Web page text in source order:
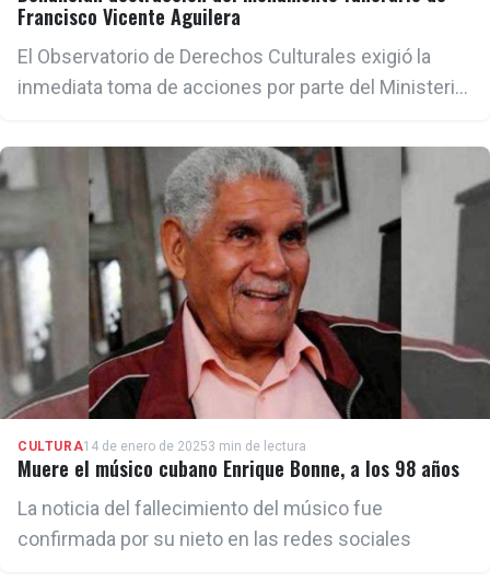
Francisco Vicente Aguilera
El Observatorio de Derechos Culturales exigió la
inmediata toma de acciones por parte del Ministerio
CULTURA14 de enero de 20253 min de lectura
Muere el músico cubano Enrique Bonne, a los 98 años
La noticia del fallecimiento del músico fue
confirmada por su nieto en las redes sociales